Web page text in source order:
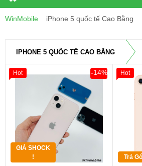
WinMobile iPhone 5 quốc tế Cao Bằng
IPHONE 5 QUỐC TẾ CAO BẰNG
GIÁ SHOCK
!
-14%
Hot
Trả
Hot